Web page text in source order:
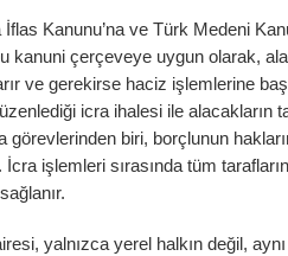
Kanunu’na ve Türk Medeni
kanuni çerçeveye uygun olarak,
ve gerekirse haciz işlemlerine
icra ihalesi ile alacakların
görevlerinden biri, borçlunun
işlemleri sırasında tüm
yalnızca yerel halkın değil,